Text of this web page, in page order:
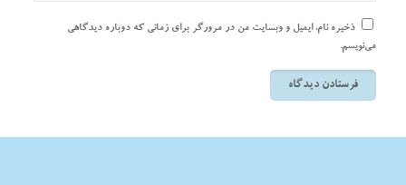
ذخیره نام، ایمیل و وبسایت من در مرورگر برای زمانی که دوباره دیدگاهی
می‌نویسم.